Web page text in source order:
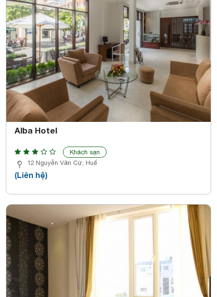
Alba Hotel
Khách sạn
12 Nguyễn Văn Cừ, Huế
(Liên hệ)